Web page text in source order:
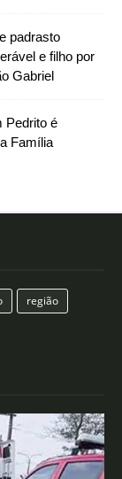
padrasto
e filho por
Gabriel
Pedrito é
Família
região